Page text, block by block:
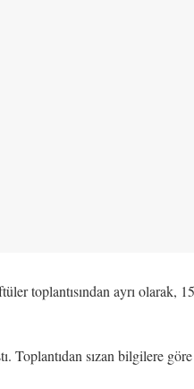
toplantısından ayrı olarak,
Toplantıdan sızan bilgilere